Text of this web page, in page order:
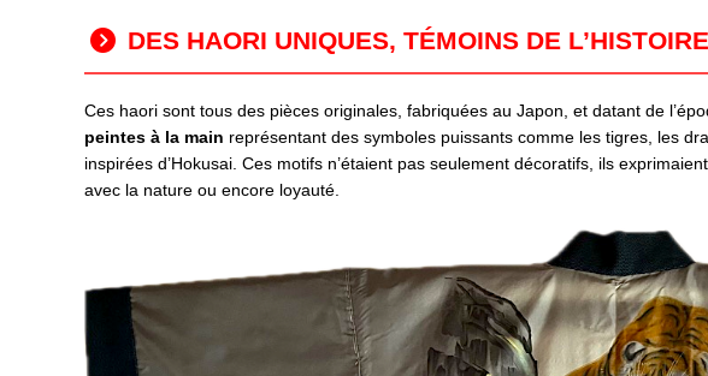
DES HAORI UNIQUES, TÉMOINS DE
Ces haori sont tous des pièces originales, fabriquées au Japon, et datant de
peintes à la main représentant des symboles puissants comme les tigres, les
inspirées d’Hokusai. Ces motifs n’étaient pas seulement décoratifs, ils
avec la nature ou encore loyauté.